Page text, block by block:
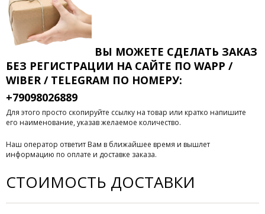
ВЫ МОЖЕТЕ СДЕЛАТЬ ЗАКАЗ
БЕЗ РЕГИСТРАЦИИ НА САЙТЕ ПО WAPP /
WIBER / TELEGRAM ПО НОМЕРУ:
+79098026889
Для этого просто скопируйте ссылку на товар или кратко напишите
его наименование, указав желаемое количество.
Наш оператор ответит Вам в ближайшее время и вышлет
информацию по оплате и доставке заказа.
СТОИМОСТЬ ДОСТАВКИ